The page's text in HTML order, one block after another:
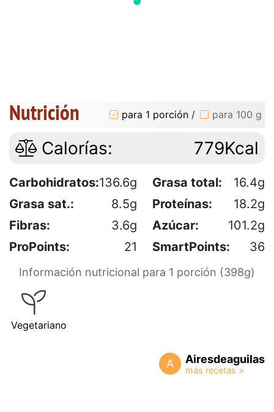
Nutrición para 1 porción / para 100 g
Calorías: 779Kcal
Carbohidratos:136.6g Grasa total:
16.4g
Grasa sat.:
8.5g Proteínas:
18.2g
Fibras:
3.6g Azúcar:
101.2g
ProPoints:
21 SmartPoints: 36
Información nutricional para 1 porción (398g)
Vegetariano
A Airesdeaguilas